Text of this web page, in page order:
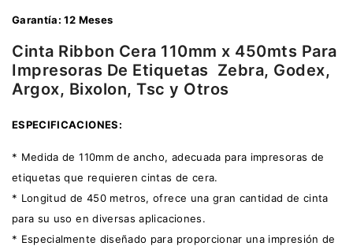
Garantía: 12 Meses
Cinta Ribbon Cera 110mm x 450mts Para
Impresoras De Etiquetas Zebra, Godex,
Argox, Bixolon, Tsc y Otros
ESPECIFICACIONES:
* Medida de 110mm de ancho, adecuada para impresoras de
etiquetas que requieren cintas de cera.
* Longitud de 450 metros, ofrece una gran cantidad de cinta
para su uso en diversas aplicaciones.
* Especialmente diseñado para proporcionar una impresión de